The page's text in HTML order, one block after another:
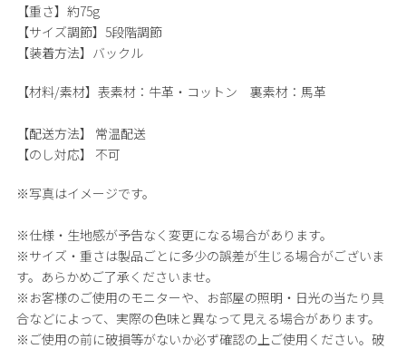
【重さ】約75g
【サイズ調節】5段階調節
【装着方法】バックル
【材料/素材】 表素材：牛革・コットン 裏素材：馬革
【配送方法】
常温配送
【のし対応】
不可
※写真はイメージです。
※仕様・生地感が予告なく変更になる場合があります。
※サイズ・重さは製品ごとに多少の誤差が生じる場合がございま
す。あらかめご了承くださいませ。
※お客様のご使用のモニターや、お部屋の照明・日光の当たり具
合などによって、実際の色味と異なって見える場合があります。
※ご使用の前に破損等がないか必ず確認の上ご使用ください。破